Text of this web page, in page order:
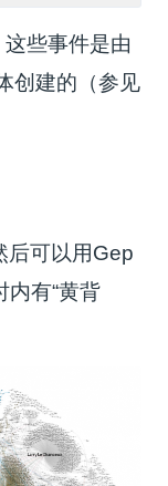
些事件是由
创建的（参见
后可以用Gep
内有“黄背